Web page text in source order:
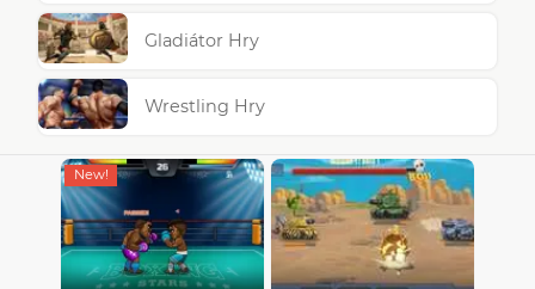
Gladiátor Hry
Wrestling Hry